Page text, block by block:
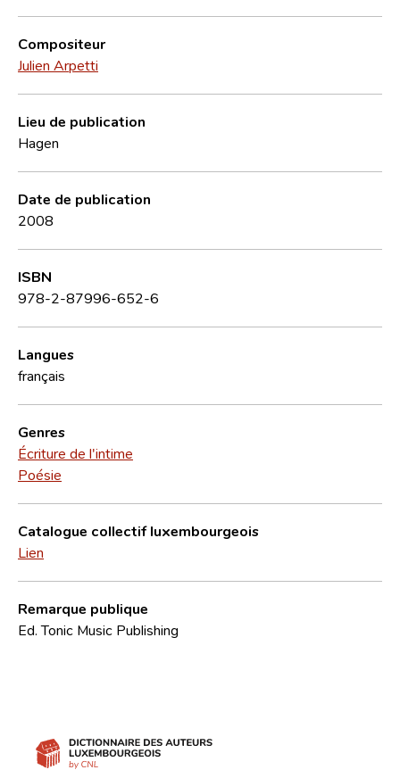
Compositeur
Julien Arpetti
Lieu de publication
Hagen
Date de publication
2008
ISBN
978-2-87996-652-6
Langues
français
Genres
Écriture de l'intime
Poésie
Catalogue collectif luxembourgeois
Lien
Remarque publique
Ed. Tonic Music Publishing